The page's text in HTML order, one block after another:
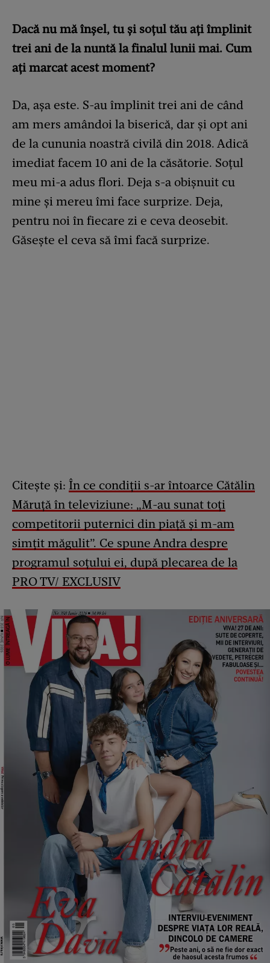
Dacă nu mă înșel, tu și soțul tău ați împlinit
trei ani de la nuntă la finalul lunii mai. Cum
ați marcat acest moment?
Da, așa este. S-au împlinit trei ani de când
am mers amândoi la biserică, dar și opt ani
de la cununia noastră civilă din 2018. Adică
imediat facem 10 ani de la căsătorie. Soțul
meu mi-a adus flori. Deja s-a obișnuit cu
mine și mereu îmi face surprize. Deja,
pentru noi în fiecare zi e ceva deosebit.
Găsește el ceva să îmi facă surprize.
Citește și: În ce condiții s-ar întoarce Cătălin
Măruță în televiziune: „M-au sunat toți
competitorii puternici din piață și m-am
simțit măgulit”. Ce spune Andra despre
programul soțului ei, după plecarea de la
PRO TV/ EXCLUSIV